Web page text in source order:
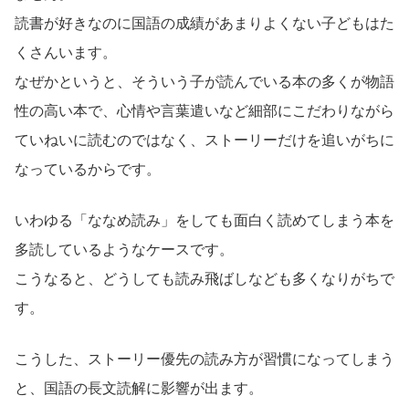
読書が好きなのに国語の成績があまりよくない子どもはた
くさんいます。
なぜかというと、そういう子が読んでいる本の多くが物語
性の高い本で、心情や言葉遣いなど細部にこだわりながら
ていねいに読むのではなく、ストーリーだけを追いがちに
なっているからです。
いわゆる「ななめ読み」をしても面白く読めてしまう本を
多読しているようなケースです。
こうなると、どうしても読み飛ばしなども多くなりがちで
す。
こうした、ストーリー優先の読み方が習慣になってしまう
と、国語の長文読解に影響が出ます。